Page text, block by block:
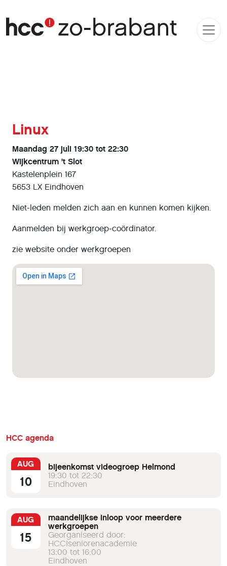
Linux
Maandag 27 juli 19:30 tot 22:30
Wijkcentrum 't Slot
Kastelenplein 167
5653 LX Eindhoven
Niet-leden melden zich aan en kunnen komen kijken.
Aanmelden bij werkgroep-coördinator.
zie website onder werkgroepen
HCC agenda
AUG
10
bijeenkomst videogroep Helmond
19:30 tot 22:30
Eindhoven
AUG
15
maandelijkse inloop voor meerdere
werkgroepen
Georganiseerd door:
HCC!seniorenacademie
13:00 tot 16:00
Eindhoven